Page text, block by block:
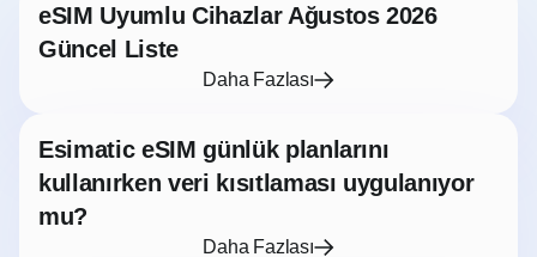
eSIM Uyumlu Cihazlar Ağustos 2026
Güncel Liste
Daha Fazlası
Esimatic eSIM günlük planlarını
kullanırken veri kısıtlaması uygulanıyor
mu?
Daha Fazlası